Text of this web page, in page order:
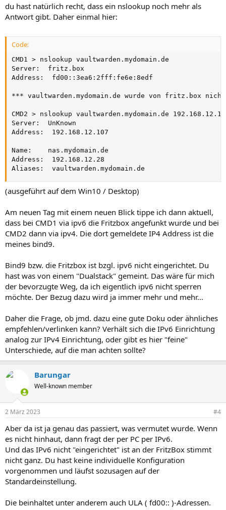
du hast natürlich recht, dass ein nslookup noch mehr als
Antwort gibt. Daher einmal hier:
Code:
CMD1 > nslookup vaultwarden.mydomain.de
Server:  fritz.box
Address:  fd00::3ea6:2fff:fe6e:8edf
*** vaultwarden.mydomain.de wurde von fritz.box
CMD2 > nslookup vaultwarden.mydomain.de
Server:  UnKnown
Address:  192.168.12.107
Name:    nas.mydomain.de
Address:  192.168.12.28
Aliases:  vaultwarden.mydomain.de
(ausgeführt auf dem Win10 / Desktop)
Am neuen Tag mit einem neuen Blick tippe ich dann aktuell,
dass bei CMD1 via ipv6 die Fritzbox angefunkt wurde und bei
CMD2 dann via ipv4. Die dort gemeldete IP4 Address ist die
meines bind9.
Bind9 bzw. die Fritzbox ist bzgl. ipv6 nicht eingerichtet. Du
hast was von einem "Dualstack" gemeint. Das wäre für mich
der bevorzugte Weg, da ich eigentlich ipv6 nicht sperren
möchte. Der Bezug dazu wird ja immer mehr und mehr...
Daher die Frage, ob jmd. dazu eine gute Doku oder ähnliches
empfehlen/verlinken kann? Verhält sich die IPv6 Einrichtung
analog zur IPv4 Einrichtung, oder gibt es hier "feine"
Unterschiede, auf die man achten sollte?
Barungar
Well-known member
2 März 2023 #4
Aber da ist ja genau das passiert, was vermutet wurde. Wenn
es nicht hinhaut, dann fragt der per PC per IPv6.
Und das IPv6 nicht "eingerichtet" ist an der FritzBox stimmt
nicht ganz. Du hast keine individuelle Konfiguration
vorgenommen und läufst sozusagen auf der
Standardeinstellung.
Die beinhaltet unter anderem auch ULA ( fd00:: )-Adressen.